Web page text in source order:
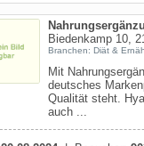
Biedenkamp 10,
Branchen: Diät &
Mit
deutsches
Qualität steht.
auch ...